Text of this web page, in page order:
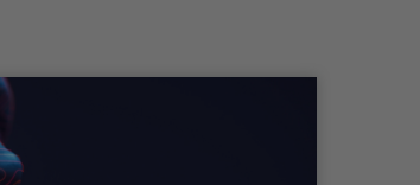
leader mondial de la
unifiée pour les fournisseurs de
(MSP), révèle que le